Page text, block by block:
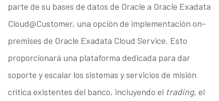
parte de su bases de datos de Oracle a Oracle Exadata
Cloud@Customer, una opción de implementación on-
premises de Oracle Exadata Cloud Service. Esto
proporcionará una plataforma dedicada para dar
soporte y escalar los sistemas y servicios de misión
crítica existentes del banco, incluyendo el trading, el